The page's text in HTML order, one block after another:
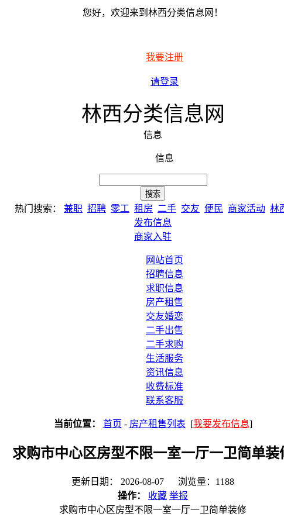
您好，欢迎来到林西分类信息网！
我要注册
请登录
林西分类信息网
信息
信息
热门搜索： 兼职 招聘 零工 租房 二手 交友 便民 商家活动 林
发布信息
商家入驻
网站首页
招聘信息
求职信息
房产租售
交友婚恋
二手出售
二手求购
生活服务
资讯信息
收费标准
联系客服
当前位置： 首页 - 房产租售列表 [我要发布信息]
求购市中心区房型不限一室一厅一卫简单装
更新日期： 2026-08-07 浏览量：1188
操作：
收藏 举报
求购市中心区房型不限一室一厅一卫简单装修